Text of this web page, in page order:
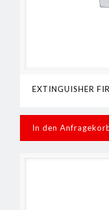
EXTINGUISHER
In den